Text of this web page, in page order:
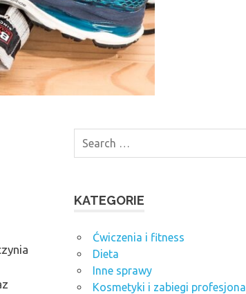
KATEGORIE
Ćwiczenia i fitness
Dieta
Inne sprawy
Kosmetyki i zabiegi